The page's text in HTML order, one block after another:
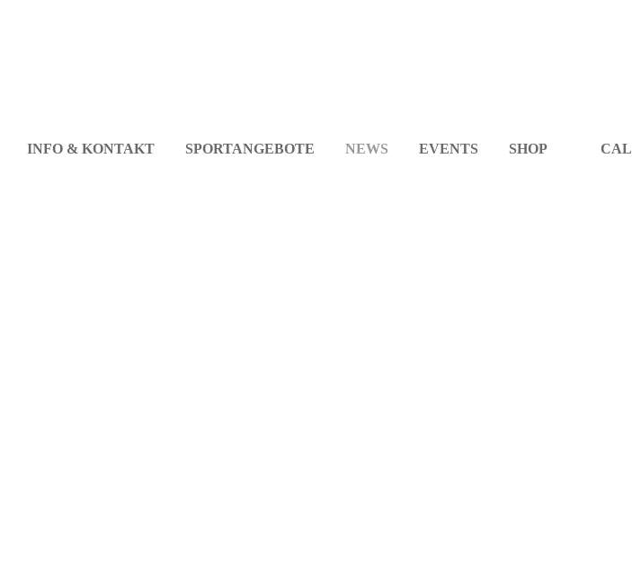
INFO & KONTAKT SPORTANGEBOTE NEWS EVENTS SHOP
CAL